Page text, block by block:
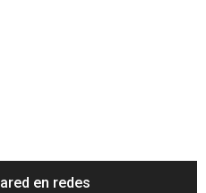
en redes